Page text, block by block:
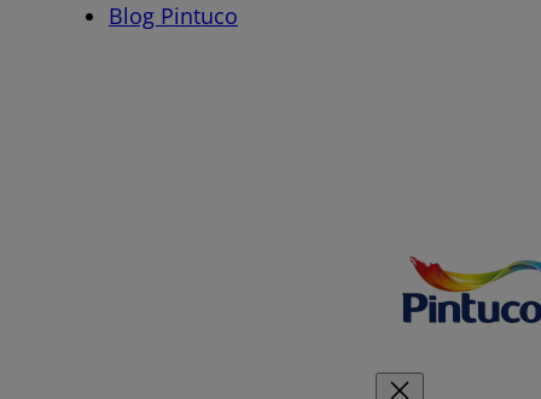
Blog Pintuco